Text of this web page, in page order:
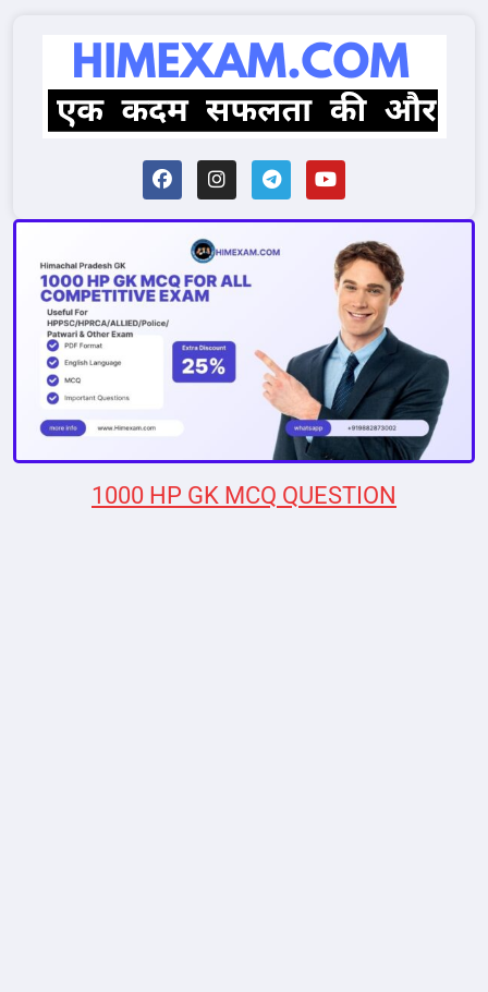
1000 HP GK MCQ QUESTION